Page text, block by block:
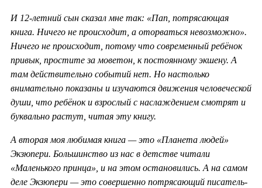
И 12-летний сын сказал мне так: «Пап, потрясающая
книга. Ничего не происходит, а оторваться невозможно».
Ничего не происходит, потому что современный ребёнок
привык, простите за моветон, к постоянному экшену. А
там действительно событий нет. Но настолько
внимательно показаны и изучаются движения человеческой
души, что ребёнок и взрослый с наслаждением смотрят и
буквально растут, читая эту книгу.
А вторая моя любимая книга — это «Планета людей»
Экзюпери. Большинство из нас в детстве читали
«Маленького принца», и на этом остановились. А на самом
деле Экзюпери — это совершенно потрясающий писатель-